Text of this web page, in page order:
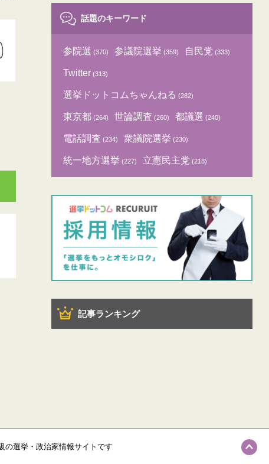
話題のキーワード
参院選 (370) 参議院選挙 (359) 自民党 (333)
Twitter (313)
選挙ドットコムちゃんねる (282)
東京都 (264) 世論調査 (260) 都議選 (240)
電話調査 (234) 衆議院選挙 (230)
統一地方選挙 (227) 立憲民主党 (218)
記事ランキング
の選挙・政治家情報サイトです